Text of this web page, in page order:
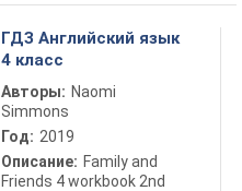
ГДЗ Английский язык
4 класс
Авторы: Naomi
Simmons
Год: 2019
Описание: Family and
Friends 4 workbook 2nd